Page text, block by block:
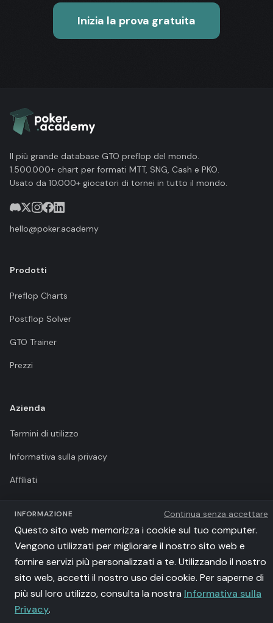
Inizia la prova gratuita
Il più grande database GTO preflop del mondo.
1.500.000+ chart per formati MTT, SNG, Cash e PKO.
Usato da 10.000+ giocatori di tornei in tutto il mondo.
hello@poker.academy
Prodotti
Preflop Charts
Postflop Solver
GTO Trainer
Prezzi
Azienda
Termini di utilizzo
Informativa sulla privacy
Affiliati
©2026Poker Academy. Tutti i diritti riservati.
iSolve Sp z o.o. | VAT: PL9571126650 | al. Grunwaldzka 56/202, 80-309
Gdańsk, Poland
INFORMAZIONE Continua senza accettare
Questo sito web memorizza i cookie sul tuo computer.
Vengono utilizzati per migliorare il nostro sito web e
fornire servizi più personalizzati a te. Utilizzando il nostro
sito web, accetti il nostro uso dei cookie. Per saperne di
più sul loro utilizzo, consulta la nostra Informativa sulla
Privacy.